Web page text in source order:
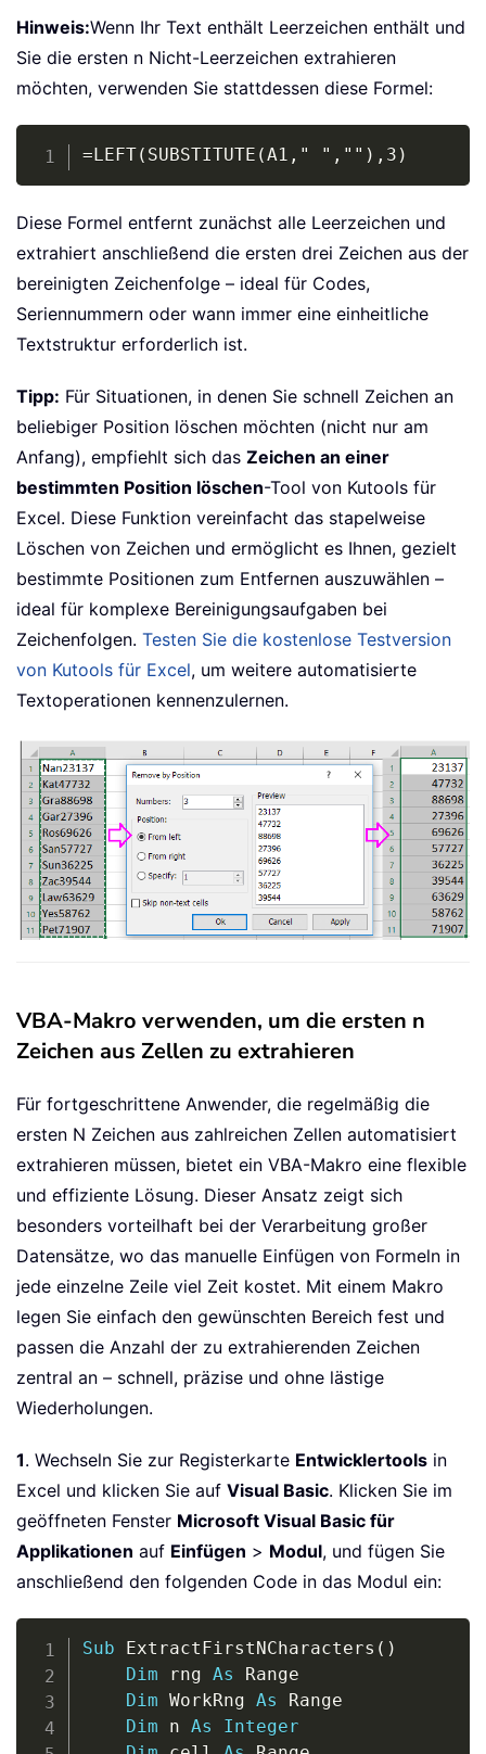
Hinweis:Wenn Ihr Text enthält Leerzeichen enthält und
Sie die ersten n Nicht-Leerzeichen extrahieren
möchten, verwenden Sie stattdessen diese Formel:
=LEFT(SUBSTITUTE(A1," ",""),3)Copy
Diese Formel entfernt zunächst alle Leerzeichen und
extrahiert anschließend die ersten drei Zeichen aus der
bereinigten Zeichenfolge – ideal für Codes,
Seriennummern oder wann immer eine einheitliche
Textstruktur erforderlich ist.
Tipp: Für Situationen, in denen Sie schnell Zeichen an
beliebiger Position löschen möchten (nicht nur am
Anfang), empfiehlt sich das Zeichen an einer
bestimmten Position löschen-Tool von Kutools für
Excel. Diese Funktion vereinfacht das stapelweise
Löschen von Zeichen und ermöglicht es Ihnen, gezielt
bestimmte Positionen zum Entfernen auszuwählen –
ideal für komplexe Bereinigungsaufgaben bei
Zeichenfolgen. Testen Sie die kostenlose Testversion
von Kutools für Excel, um weitere automatisierte
Textoperationen kennenzulernen.
VBA-Makro verwenden, um die ersten n
Zeichen aus Zellen zu extrahieren
Für fortgeschrittene Anwender, die regelmäßig die
ersten N Zeichen aus zahlreichen Zellen automatisiert
extrahieren müssen, bietet ein VBA-Makro eine flexible
und effiziente Lösung. Dieser Ansatz zeigt sich
besonders vorteilhaft bei der Verarbeitung großer
Datensätze, wo das manuelle Einfügen von Formeln in
jede einzelne Zeile viel Zeit kostet. Mit einem Makro
legen Sie einfach den gewünschten Bereich fest und
passen die Anzahl der zu extrahierenden Zeichen
zentral an – schnell, präzise und ohne lästige
Wiederholungen.
1. Wechseln Sie zur Registerkarte Entwicklertools in
Excel und klicken Sie auf Visual Basic. Klicken Sie im
geöffneten Fenster Microsoft Visual Basic für
Applikationen auf Einfügen > Modul, und fügen Sie
anschließend den folgenden Code in das Modul ein:
Sub ExtractFirstNCharacters ( )
Dim rng As Range
Dim WorkRng As Range
Dim n As
Integer
Copy